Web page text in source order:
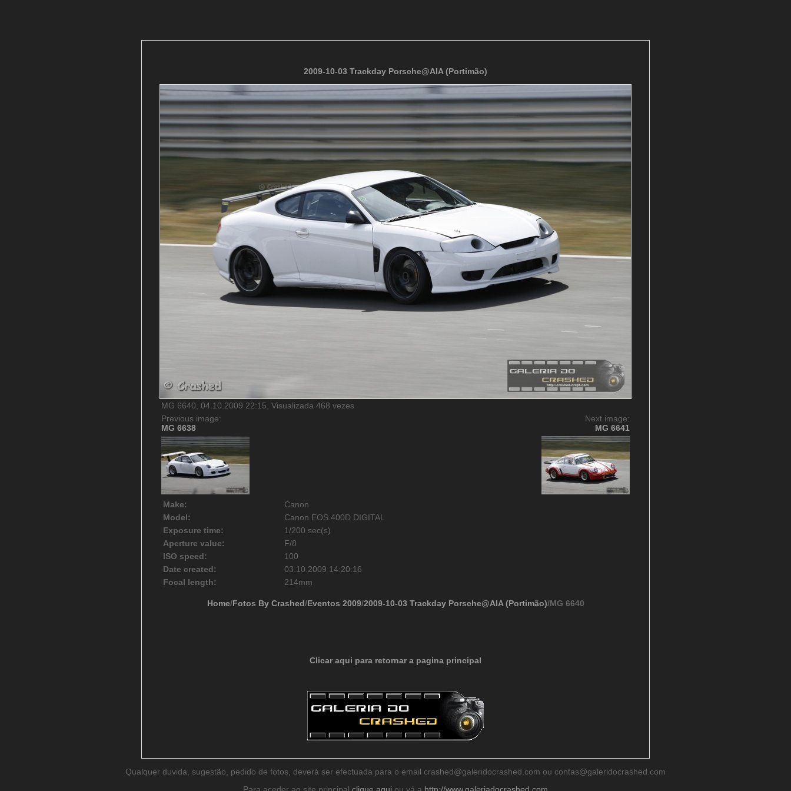
2009-10-03 Trackday Porsche@AIA (Portimão)
MG 6640, 04.10.2009 22:15, Visualizada 468 vezes
Previous image:
MG 6638
Next image:
MG 6641
Make:
Canon
Model:
Canon EOS 400D DIGITAL
Exposure time:
1/200 sec(s)
Aperture value:
F/8
ISO speed:
100
Date created:
03.10.2009 14:20:16
Focal length:
214mm
Home/Fotos By Crashed/Eventos 2009/2009-10-03 Trackday Porsche@AIA (Portimão)/MG 6640
Clicar aqui para retornar a pagina principal
Qualquer duvida, sugestão, pedido de fotos, deverá ser efectuada para o email crashed@galeridocrashed.com ou contas@galeridocrashed.com